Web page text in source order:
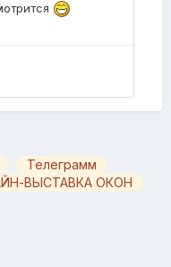
Телеграмм
ВЫСТАВКА ОКОН